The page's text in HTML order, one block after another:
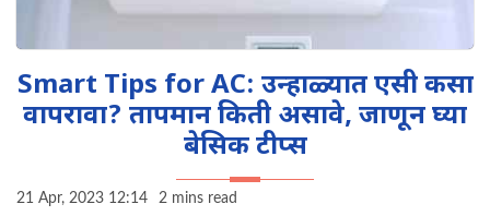
Smart Tips for AC: उन्हाळ्यात एसी कसा
वापरावा? तापमान किती असावे, जाणून घ्या
बेसिक टीप्स
21 Apr, 2023 12:14 2 mins read